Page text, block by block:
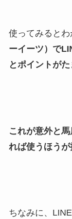
使ってみるとわ
ーイーツ）で
とポイントがた
これが意外と
れば使うほうが
ちなみに、